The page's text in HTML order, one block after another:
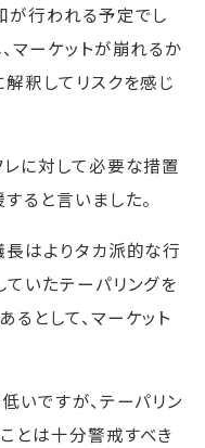
が行われる予定でし
マーケットが崩れるか
釈してリスクを感じ
レに対して必要な措置
ると言いました。
はよりタカ派的な行
いたテーパリングを
として、マーケット
いですが、テーパリン
とは十分警戒すべき